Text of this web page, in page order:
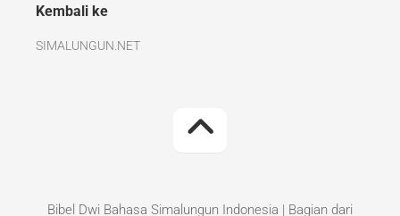
Kembali ke
SIMALUNGUN.NET
Bibel Dwi Bahasa Simalungun Indonesia | Bagian dari